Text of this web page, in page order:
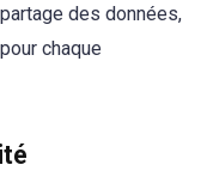
des données,
chaque